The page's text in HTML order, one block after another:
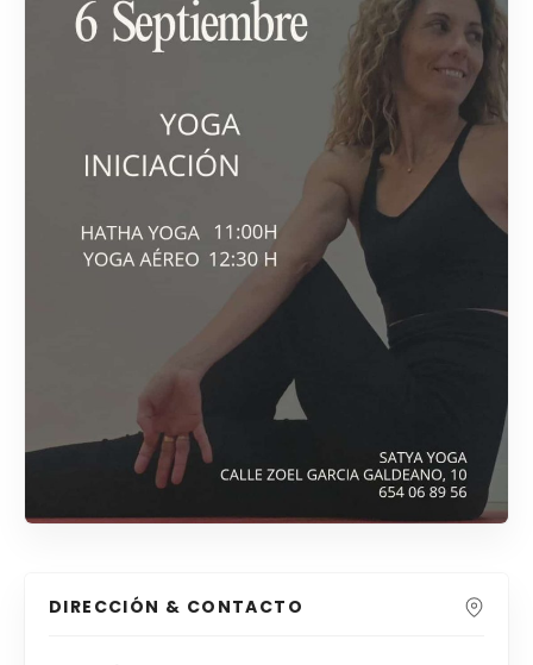
DIRECCIÓN & CONTACTO